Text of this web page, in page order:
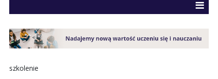
szkolenie